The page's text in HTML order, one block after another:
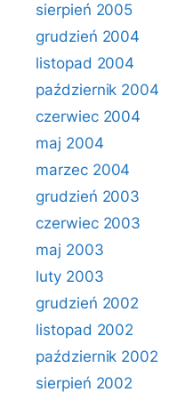
sierpień 2005
grudzień 2004
listopad 2004
październik 2004
czerwiec 2004
maj 2004
marzec 2004
grudzień 2003
czerwiec 2003
maj 2003
luty 2003
grudzień 2002
listopad 2002
październik 2002
sierpień 2002